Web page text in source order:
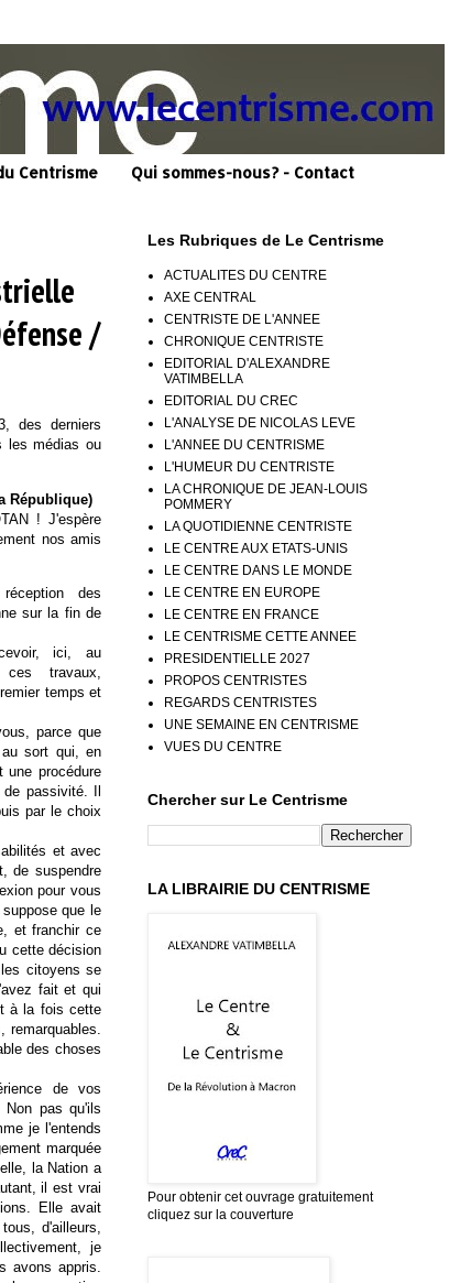
Centrisme Qui sommes-nous? - Contact
/
des derniers
les médias ou
République)
! J'espère
nos amis
des
sur la fin de
ici, au
travaux,
temps et
parce que
sort qui, en
une procédure
passivité. Il
par le choix
et avec
de suspendre
pour vous
que le
et franchir ce
cette décision
citoyens se
fait et qui
à la fois cette
des choses
de vos
Non pas qu'ils
je l'entends
marquée
la Nation a
il est vrai
Elle avait
d'ailleurs,
je
avons appris.
Les Rubriques de Le Centrisme
ACTUALITES DU CENTRE
AXE CENTRAL
CENTRISTE DE L'ANNEE
CHRONIQUE CENTRISTE
EDITORIAL D'ALEXANDRE
VATIMBELLA
EDITORIAL DU CREC
L'ANALYSE DE NICOLAS LEVE
L'ANNEE DU CENTRISME
L'HUMEUR DU CENTRISTE
LA CHRONIQUE DE JEAN-LOUIS
POMMERY
LA QUOTIDIENNE CENTRISTE
LE CENTRE AUX ETATS-UNIS
LE CENTRE DANS LE MONDE
LE CENTRE EN EUROPE
LE CENTRE EN FRANCE
LE CENTRISME CETTE ANNEE
PRESIDENTIELLE 2027
PROPOS CENTRISTES
REGARDS CENTRISTES
UNE SEMAINE EN CENTRISME
VUES DU CENTRE
Chercher sur Le Centrisme
LA LIBRAIRIE DU CENTRISME
Pour obtenir cet ouvrage gratuitement
cliquez sur la couverture